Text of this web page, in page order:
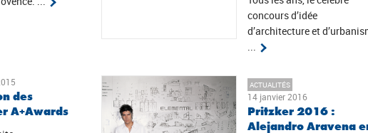
des
A+Awards
concours d’idée
d’architecture et
...
ACTUALITÉS
14 janvier 2016
Pritzker 2016 :
Alejandro Aravena